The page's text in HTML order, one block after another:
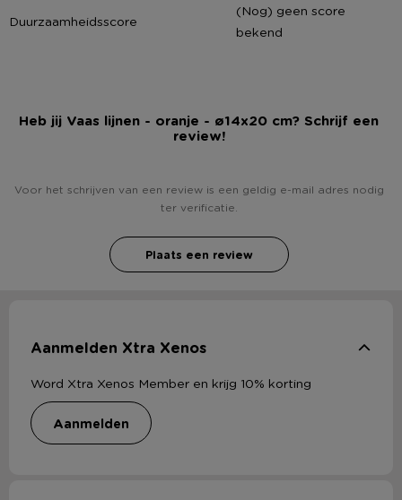
Duurzaamheidsscore
(Nog) geen score
bekend
Heb jij Vaas lijnen - oranje - ø14x20 cm? Schrijf een
review!
Voor het schrijven van een review is een geldig e-mail adres nodig
ter verificatie.
Plaats een review
Aanmelden Xtra Xenos
Word Xtra Xenos Member en krijg 10% korting
aanmelden